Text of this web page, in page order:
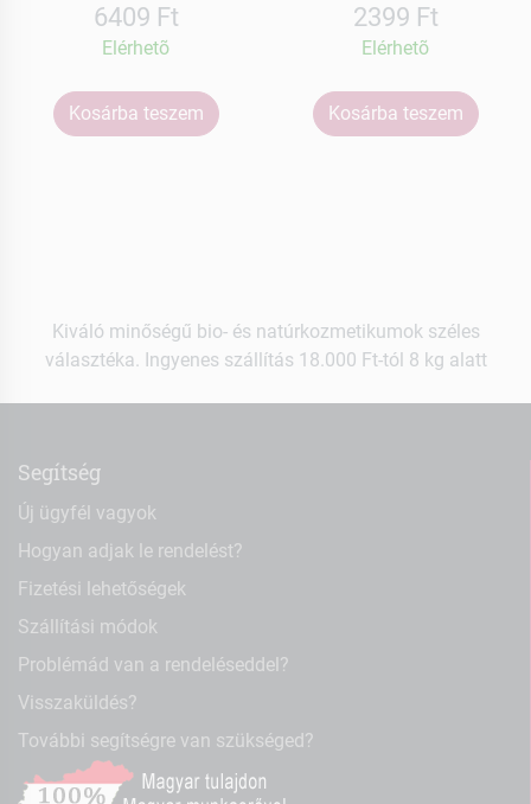
6409 Ft
Elérhetõ
Kosárba teszem
2399 Ft
Elérhetõ
Kosárba teszem
Kiváló minőségű bio- és natúrkozmetikumok széles
választéka. Ingyenes szállítás 18.000 Ft-tól 8 kg alatt
Segítség
Új ügyfél vagyok
Hogyan adjak le rendelést?
Fizetési lehetőségek
Szállítási módok
Problémád van a rendeléseddel?
Visszaküldés?
További segítségre van szükséged?